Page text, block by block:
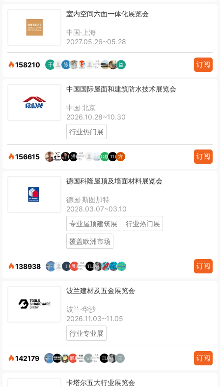
室内空间六面一体化展览会
中国·上海
2027.05.26~05.28
158210 订阅
中国国际屋面和建筑防水技术展览会
中国·北京
2026.10.28~10.30
行业热门展
156615 订阅
德国科隆屋顶及墙面材料展览会
德国·斯图加特
2028.03.07~03.10
专业屋顶建筑展
行业热门展
覆盖欧洲市场
138938 订阅
波兰建材及五金展览会
波兰·华沙
2026.11.03~11.05
行业专业展
142179 订阅
卡塔尔五大行业展览会